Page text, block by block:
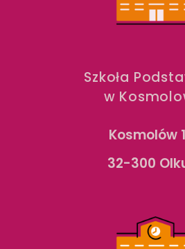
Szkoła
w
Kosmolów
32-300